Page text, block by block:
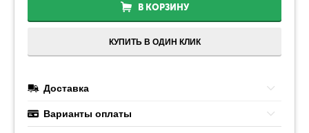
В КОРЗИНУ
КУПИТЬ В ОДИН КЛИК
Доставка
Варианты оплаты